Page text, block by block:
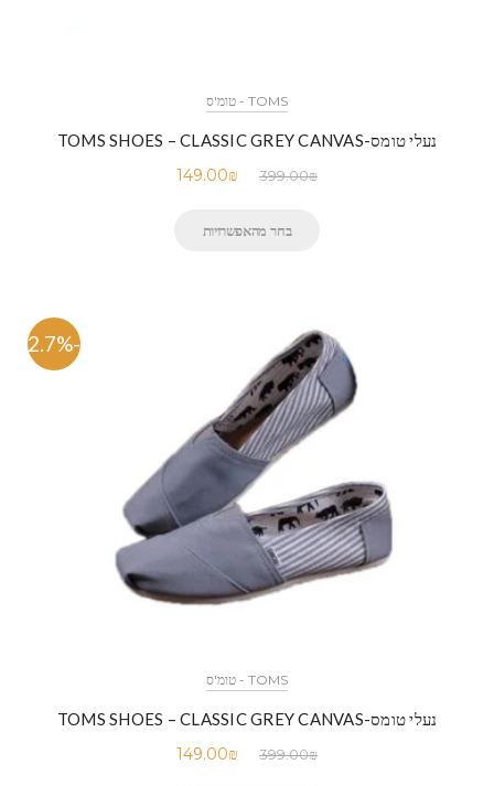
TOMS - טומ'ס
נעלי טומס-TOMS SHOES – CLASSIC GREY CANVAS
399.00₪
149.00₪
בחר מהאפשרויות
-62.7%
TOMS - טומ'ס
נעלי טומס-TOMS SHOES – CLASSIC GREY CANVAS
399.00₪
149.00₪